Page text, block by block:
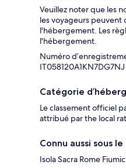
Veuillez noter que les
les voyageurs peuvent
l'hébergement. Les
l'hébergement.
Numéro
IT058120A1KN7DG7NJ
Catégorie
Le classement officiel
attribué par the local
Connu aussi sous
Isola Sacra Rome